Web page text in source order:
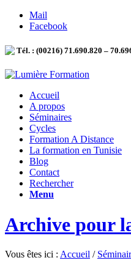
Mail
Facebook
Tél. : (00216) 71.690.820 –
Accueil
A propos
Séminaires
Cycles
Formation A Distance
La formation en Tunisie
Blog
Contact
Rechercher
Menu
Archive pour
Vous êtes ici : Accueil /